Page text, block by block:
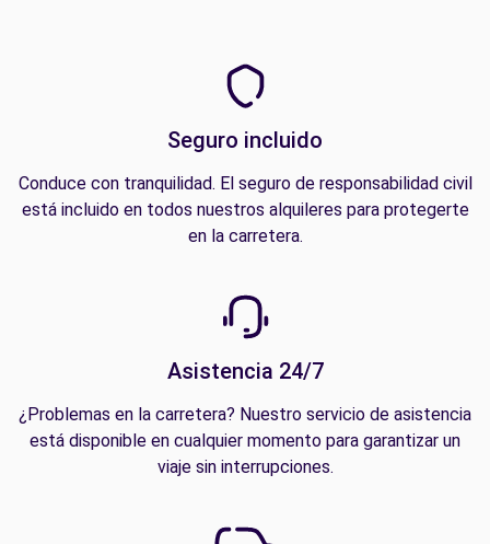
Seguro incluido
Conduce con tranquilidad. El seguro de responsabilidad civil
está incluido en todos nuestros alquileres para protegerte
en la carretera.
Asistencia 24/7
¿Problemas en la carretera? Nuestro servicio de asistencia
está disponible en cualquier momento para garantizar un
viaje sin interrupciones.